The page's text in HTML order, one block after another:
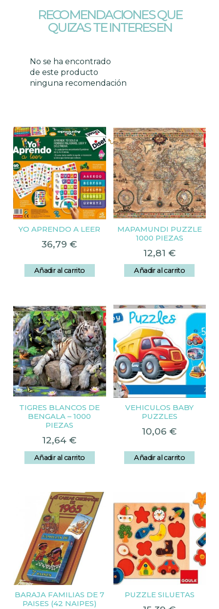
RECOMENDACIONES QUE
QUIZAS TE INTERESEN
No se ha encontrado
de este producto
ninguna recomendación
Productos relacionados
YO APRENDO A LEER
36,79 €
Añadir al carrito
MAPAMUNDI PUZZLE
1000 PIEZAS
12,81 €
Añadir al carrito
TIGRES BLANCOS DE
BENGALA – 1000
PIEZAS
12,64 €
Añadir al carrito
VEHICULOS BABY
PUZZLES
10,06 €
Añadir al carrito
BARAJA FAMILIAS DE 7
PAISES (42 NAIPES)
PUZZLE SILUETAS